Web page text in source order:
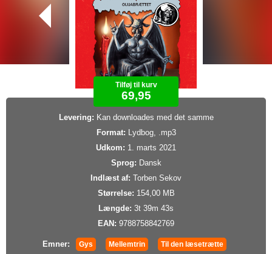
Tilføj til kurv
69,95
Levering: Kan downloades med det samme
Format: Lydbog, .mp3
Udkom: 1. marts 2021
Sprog: Dansk
Indlæst af: Torben Sekov
Størrelse: 154,00 MB
Længde: 3t 39m 43s
EAN: 9788758842769
Emner: Gys Mellemtrin Til den læsetrætte